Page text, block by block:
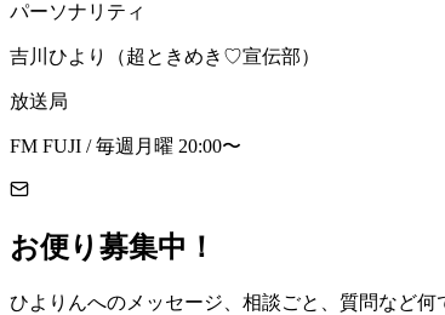
パーソナリティ
吉川ひより（超ときめき♡宣伝部）
放送局
FM FUJI / 毎週月曜 20:00〜
お便り募集中！
ひよりんへのメッセージ、相談ごと、質問など